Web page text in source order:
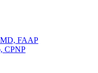
MD, FAAP
CPNP